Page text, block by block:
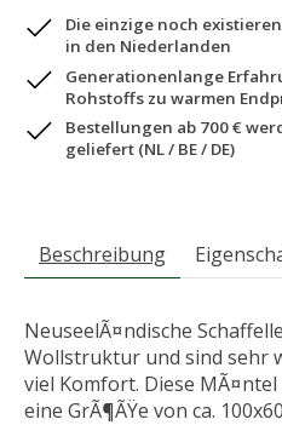
Die einzige noch
in den Niederlanden
Generationenlange
Rohstoffs zu warmen
Bestellungen ab 700 €
geliefert (NL / BE / DE)
Beschreibung
NeuseelÃ¤ndische
Wollstruktur und sind sehr
viel Komfort. Diese
eine GrÃ¶ÃŸe von ca.